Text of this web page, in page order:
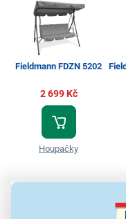
Fieldmann FDZN 5202
2 699 Kč
Houpačky